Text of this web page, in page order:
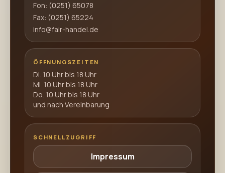
Fon: (0251) 65078
Fax: (0251) 65224
info@fair-handel.de
ÖFFNUNGSZEITEN
Di. 10 Uhr bis 18 Uhr
Mi. 10 Uhr bis 18 Uhr
Do. 10 Uhr bis 18 Uhr
und nach Vereinbarung
SCHNELLZUGRIFF
Impressum